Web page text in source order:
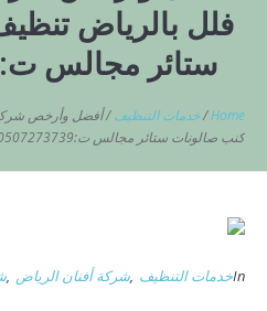
فلل بالرياض
ستائر مجالس ت:0507273739
Home
/خدمات التنظيف /أفضل وأرخص
كنب صالونات ستائر مجالس ت:0507273739
Inخدمات التنظيف ,شركة أفنان الرياض ,